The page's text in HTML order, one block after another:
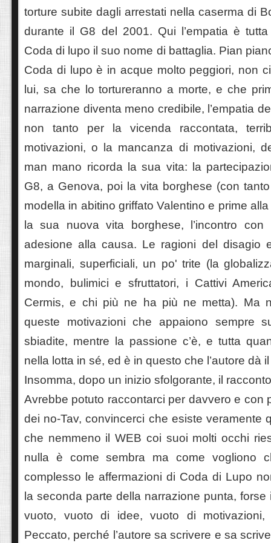
torture subite dagli arrestati nella caserma di
durante il G8 del 2001. Qui l’empatia è
Coda di lupo il suo nome di battaglia. Pian
Coda di lupo è in acque molto peggiori, non
lui, sa che lo tortureranno a morte, e che
narrazione diventa meno credibile, l’empatia
non tanto per la vicenda raccontata,
motivazioni, o la mancanza di motivazioni,
man mano ricorda la sua vita: la
G8, a Genova, poi la vita borghese (con
modella in abitino griffato Valentino e prime
la sua nuova vita borghese, l’incontro
adesione alla causa. Le ragioni del disagio
marginali, superficiali, un po' trite (la
mondo, bulimici e sfruttatori, i Cattivi
Cermis, e chi più ne ha più ne metta). Ma
queste motivazioni che appaiono sempre
sbiadite, mentre la passione c’è, e tutta
nella lotta in sé, ed è in questo che l’autore dà
Insomma, dopo un inizio sfolgorante, il
Avrebbe potuto raccontarci per davvero e con
dei no-Tav, convincerci che esiste veramente
che nemmeno il WEB coi suoi molti occhi
nulla è come sembra ma come vogliono
complesso le affermazioni di Coda di Lupo
la seconda parte della narrazione punta,
vuoto, vuoto di idee, vuoto di motivazioni,
Peccato, perché l’autore sa scrivere e sa